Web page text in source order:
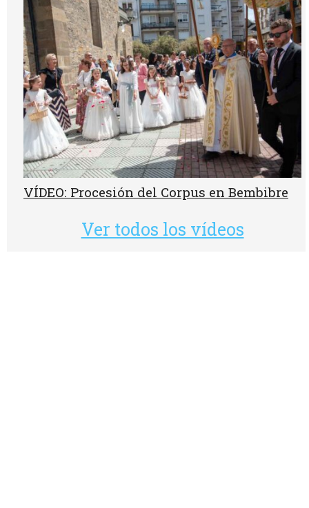
VÍDEO: Procesión del Corpus en Bembibre
Ver todos los vídeos